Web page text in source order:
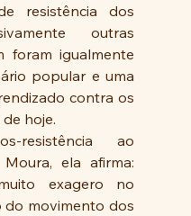
resistência dos
outras
foram igualmente
popular e uma
contra os
hoje.
resistência ao
ela afirma:
exagero no
do movimento dos